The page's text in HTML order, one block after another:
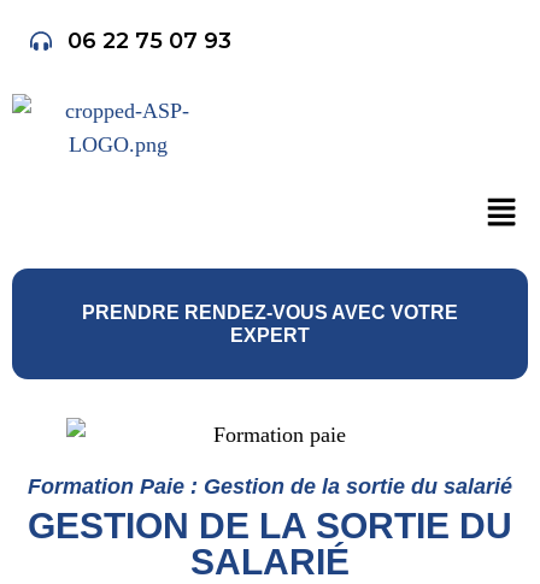
06 22 75 07 93
PRENDRE RENDEZ-VOUS AVEC VOTRE
EXPERT
Formation Paie : Gestion de la sortie du salarié
GESTION DE LA SORTIE DU
SALARIÉ